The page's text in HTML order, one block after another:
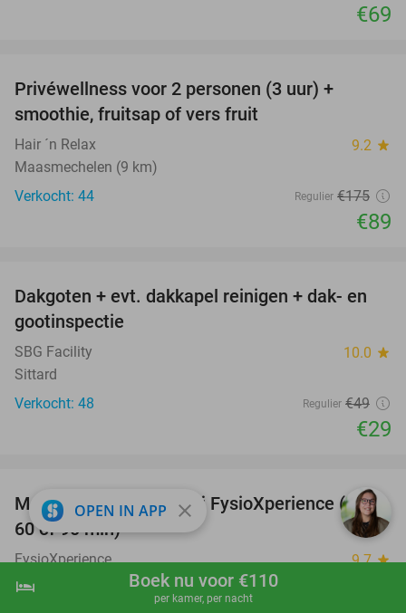
shopping_cart Boek nu
hotel Boek nu voor €110
per kamer, per nacht
€69
Privéwellness voor 2 personen (3 uur) +
smoothie, fruitsap of vers fruit
Hair ´n Relax 9.2 star
Maasmechelen (9 km)
Verkocht: 44
Regulier €175
€89
41%
Dakgoten + evt. dakkapel reinigen + dak- en
gootinspectie
SBG Facility 10.0 star
Sittard
Verkocht: 48
Regulier €49
€29
44%
Massage naar keuze bij FysioXperience (30,
60 of 90 min)
FysioXperience 9.7star
Brunssum (+2 locaties) (7 km)
OPEN IN APP close